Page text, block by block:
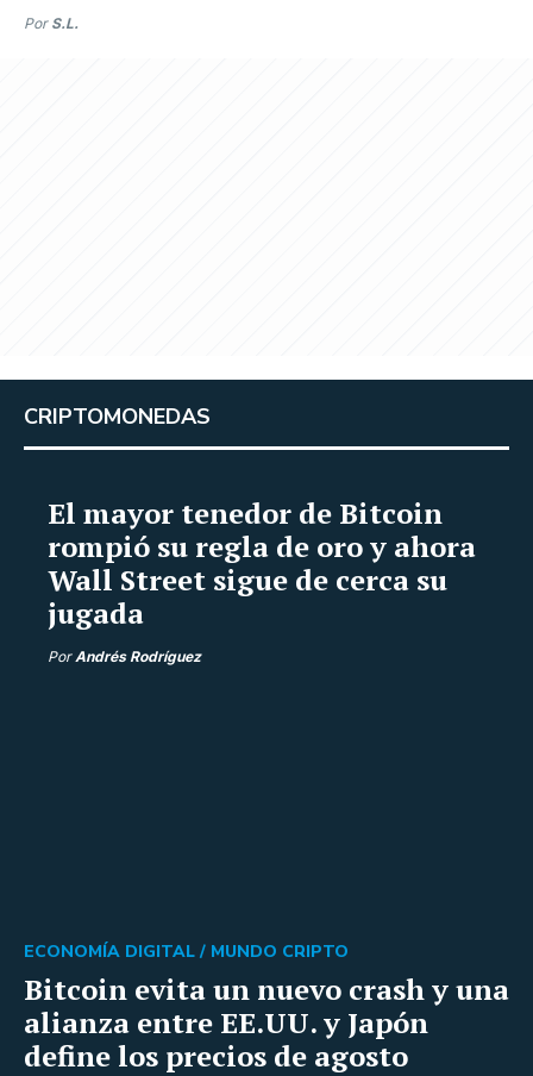
Por S.L.
CRIPTOMONEDAS
El mayor tenedor de Bitcoin
rompió su regla de oro y ahora
Wall Street sigue de cerca su
jugada
Por Andrés Rodríguez
Bitcoin evita un nuevo crash y una
alianza entre EE.UU. y Japón
define los precios de agosto
ECONOMÍA DIGITAL / MUNDO CRIPTO